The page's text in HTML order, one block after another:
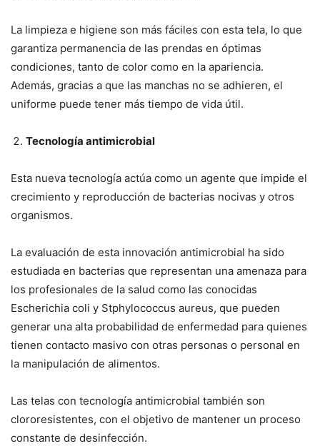
La limpieza e higiene son más fáciles con esta tela, lo que
garantiza permanencia de las prendas en óptimas
condiciones, tanto de color como en la apariencia.
Además, gracias a que las manchas no se adhieren, el
uniforme puede tener más tiempo de vida útil.
Tecnología antimicrobial
Esta nueva tecnología actúa como un agente que impide el
crecimiento y reproducción de bacterias nocivas y otros
organismos.
La evaluación de esta innovación antimicrobial ha sido
estudiada en bacterias que representan una amenaza para
los profesionales de la salud como las conocidas
Escherichia coli y Stphylococcus aureus, que pueden
generar una alta probabilidad de enfermedad para quienes
tienen contacto masivo con otras personas o personal en
la manipulación de alimentos.
Las telas con tecnología antimicrobial también son
clororesistentes, con el objetivo de mantener un proceso
constante de desinfección.